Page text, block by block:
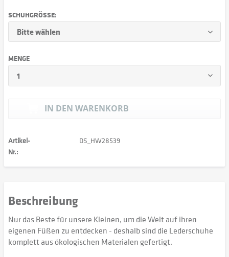
SCHUHGRÖSSE:
MENGE
IN DEN WARENKORB
Artikel-
Nr.:
DS_HW28539
Beschreibung
Nur das Beste für unsere Kleinen, um die Welt auf ihren
eigenen Füßen zu entdecken - deshalb sind die Lederschuhe
komplett aus ökologischen Materialen gefertigt.